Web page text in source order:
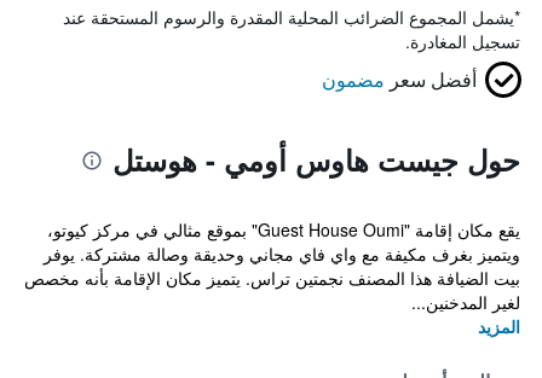
*يشمل المجموع الضرائب المحلية المقدرة والرسوم المستحقة عند
تسجيل المغادرة.
أفضل سعر مضمون
حول جيست هاوس أومي - هوستل
يقع مكان إقامة "Guest House Oumi" بموقع مثالي في مركز كيوتو،
ويتميز بغرف مكيفة مع واي فاي مجاني وحديقة وصالة مشتركة. يوفر
بيت الضيافة هذا المصنف نجمتين تراس. يتميز مكان الإقامة بأنه مخصص
لغير المدخنين...
المزيد